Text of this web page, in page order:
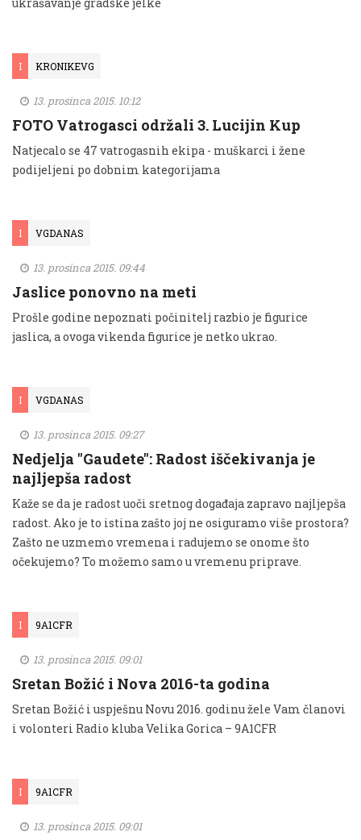
I KRONIKEVG
13. prosinca 2015. 10:12
FOTO Vatrogasci održali 3. Lucijin Kup
Natjecalo se 47 vatrogasnih ekipa - muškarci i žene
podijeljeni po dobnim kategorijama
I VGDANAS
13. prosinca 2015. 09:44
Jaslice ponovno na meti
Prošle godine nepoznati počinitelj razbio je figurice
jaslica, a ovoga vikenda figurice je netko ukrao.
I VGDANAS
13. prosinca 2015. 09:27
Nedjelja "Gaudete": Radost iščekivanja je
najljepša radost
Kaže se da je radost uoči sretnog događaja zapravo najljepša
radost. Ako je to istina zašto joj ne osiguramo više prostora?
Zašto ne uzmemo vremena i radujemo se onome što
očekujemo? To možemo samo u vremenu priprave.
I 9A1CFR
13. prosinca 2015. 09:01
Sretan Božić i Nova 2016-ta godina
Sretan Božić i uspješnu Novu 2016. godinu žele Vam članovi
i volonteri Radio kluba Velika Gorica – 9A1CFR
I 9A1CFR
13. prosinca 2015. 09:01